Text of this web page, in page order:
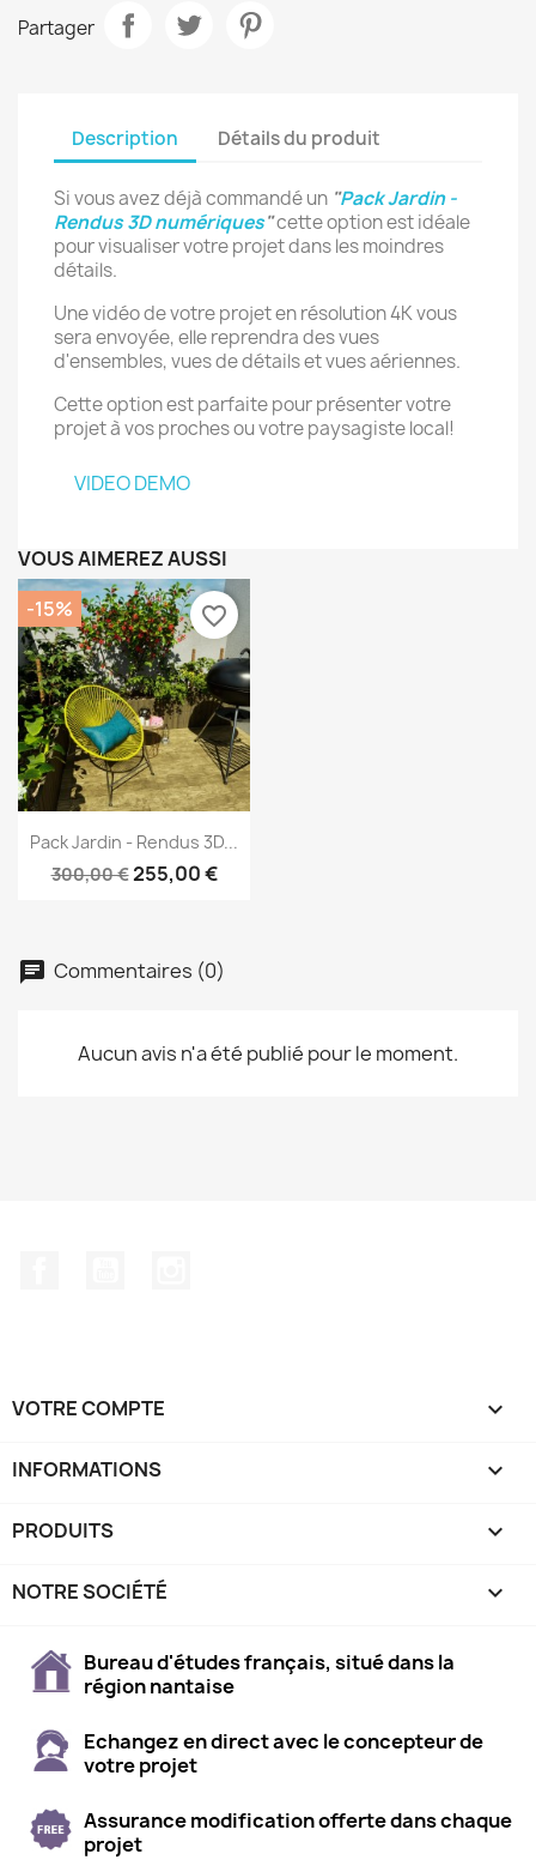
Partager
Description Détails du produit
Si vous avez déjà commandé un "Pack Jardin -
Rendus 3D numériques"cette option est idéale
pour visualiser votre projet dans les moindres
détails.
Une vidéo de votre projet en résolution 4K vous
sera envoyée, elle reprendra des vues
d'ensembles, vues de détails et vues aériennes.
Cette option est parfaite pour présenter votre
projet à vos proches ou votre paysagiste local!
VIDEO DEMO
VOUS AIMEREZ AUSSI
Aperçu rapide
Pack Jardin - Rendus 3D...
300,00 €255,00 €
-15% favorite_border
Commentaires (0)
Aucun avis n'a été publié pour le moment.
VOTRE COMPTE 
INFORMATIONS keyboard_arrow_down
Créer une liste d'envies
Nom de la liste d'envies
Annuler Créer une liste d'envies
PRODUITS 
NOTRE SOCIÉTÉ 
Bureau d'études français, situé dans la
région nantaise
Echangez en direct avec le concepteur de
votre projet
Assurance modification offerte dans chaque
projet